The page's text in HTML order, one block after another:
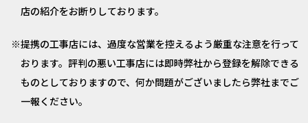
店の紹介をお断りしております。
提携の工事店には、過度な営業を控えるよう厳重な注意を行って
おります。評判の悪い工事店には即時弊社から登録を解除できる
ものとしておりますので、何か問題がございましたら弊社までご
一報ください。